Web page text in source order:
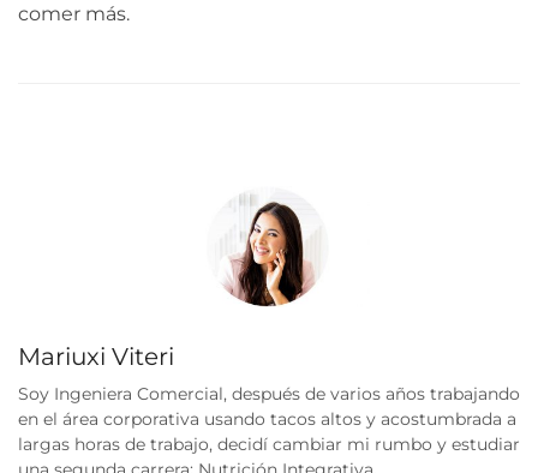
comer más.
Mariuxi Viteri
Soy Ingeniera Comercial, después de varios años trabajando
en el área corporativa usando tacos altos y acostumbrada a
largas horas de trabajo, decidí cambiar mi rumbo y estudiar